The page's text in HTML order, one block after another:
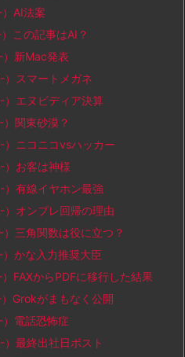
AI法案
この記事はAI？
新Mac発表
スマートメガネ
エヌビディア決算
関東砂漠？
ニコニコvsハッカー
お客は神様
有線イヤホン最強
オンプレ回帰の理由
三角関数は役に立つ？
かな入力推奨大臣
FAXからPDFに移行した結果
Grokがまもなく公開
電話恐怖症
最終出社日ポスト